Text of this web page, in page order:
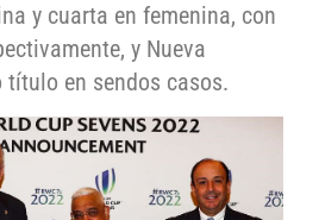
y cuarta en femenina, con
y Nueva
título en sendos casos.